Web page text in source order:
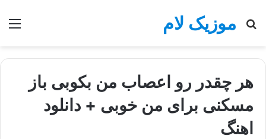
موزیک لام
جستجو
هر چقدر رو اعصاب من بکوبی باز
مسکنی برای من خوبی + دانلود
اهنگ